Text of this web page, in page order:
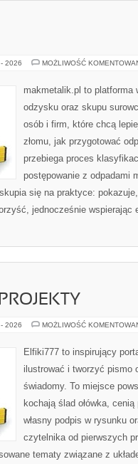
2026 MOŻLIWOŚĆ
makmetalik.pl to platforma
odzysku oraz skupu
osób i firm, które chcą
złomu, jak przygotować
przebiega proces
postępowanie z odpadami
się na praktyce:
jednocześnie wspierając
2026 MOŻLIWOŚĆ
Elfiki777 to inspirujący
ilustrować i tworzyć pismo
świadomy. To miejsce
kochają ślad ołówka,
własny podpis w rysunku
czytelnika od pierwszych
tematy związane z